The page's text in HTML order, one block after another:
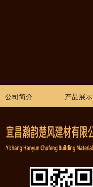
公司简介 产品展示